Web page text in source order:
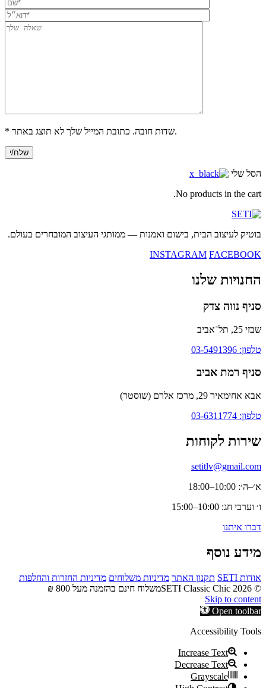
* שדות חובה. כתובת המייל שלך לא תוצג באתר.
הסל שלי
No products in the cart.
בוטיק לעיצוב הבית, בישום ואמנות — ממותגי העיצוב המובחרים בעולם.
INSTAGRAM FACEBOOK
החנויות שלנו
סניף נווה צדק
שבזי 25, תל־אביב
טלפון: 03-5491396
סניף רמת אביב
אבא אחימאיר 29, מרכז אלרם (שוסטר)
טלפון: 03-6311774
שירות לקוחות
setitlv@gmail.com
א׳–ה׳: 10:00–18:00
ו׳ וערבי חג: 10:00–15:00
דברו איתנו
מידע נוסף
אודות SETI תקנון האתר מדיניות משלוחים מדיניות החזרות והחלפות
© 2026 SETI Classic Chic
משלוח חינם בהזמנה מעל 800 ₪
Skip to content
Open toolbar
Accessibility Tools
Increase Text
Decrease Text
Grayscale